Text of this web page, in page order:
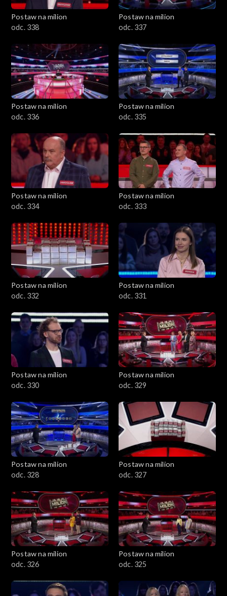
Postaw na milion
odc. 338
Postaw na milion
odc. 337
Postaw na milion
odc. 336
Postaw na milion
odc. 335
Postaw na milion
odc. 334
Postaw na milion
odc. 333
Postaw na milion
odc. 332
Postaw na milion
odc. 331
Postaw na milion
odc. 330
Postaw na milion
odc. 329
Postaw na milion
odc. 328
Postaw na milion
odc. 327
Postaw na milion
odc. 326
Postaw na milion
odc. 325